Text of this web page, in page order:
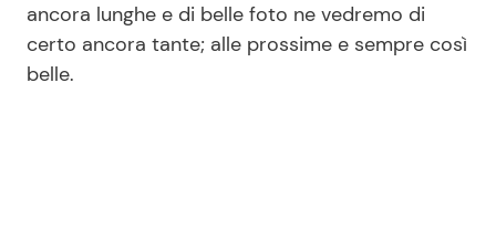
ancora lunghe e di belle foto ne vedremo di
certo ancora tante; alle prossime e sempre così
belle.